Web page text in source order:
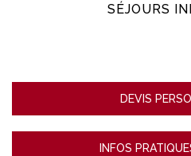
SÉJOURS
DEVIS
INFOS